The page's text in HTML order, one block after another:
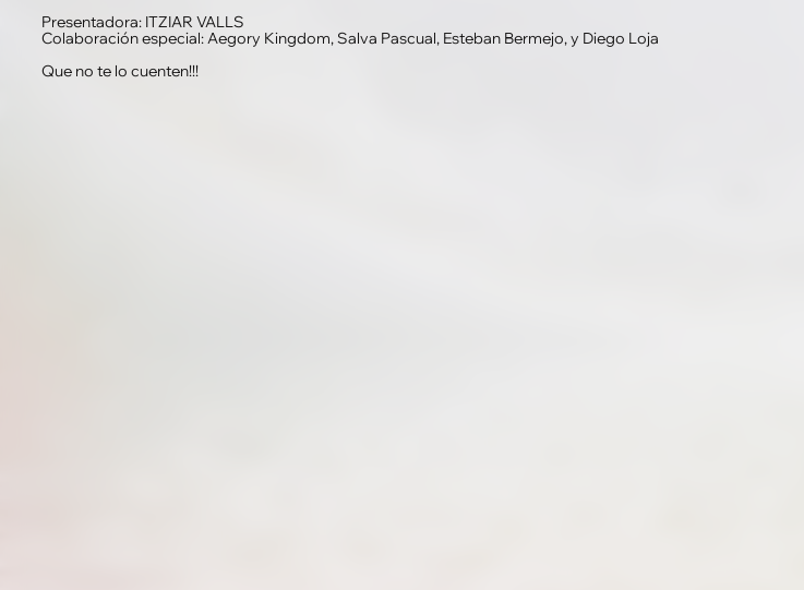
Presentadora: ITZIAR VALLS
Colaboración especial: Aegory Kingdom, Salva Pascual, Esteban Bermejo, y Diego Loja
Que no te lo cuenten!!!